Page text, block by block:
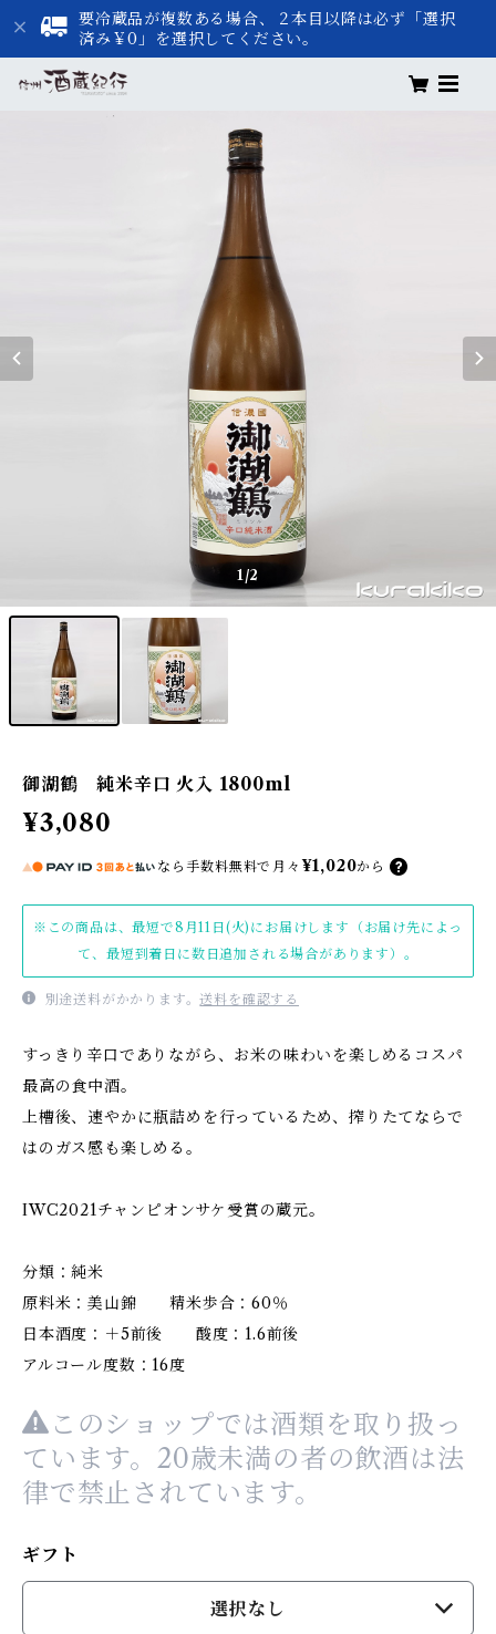
要冷蔵品が複数ある場合、２本目以降は必ず「選択
済み￥0」を選択してください。
1/2
御湖鶴 純米辛口 火入 1800ml
¥3,080
なら 手数料無料で 月々 ¥1,020から
※この商品は、最短で8月11日(火)にお届けします（お届け先によっ
て、最短到着日に数日追加される場合があります）。
別途送料がかかります。送料を確認する
すっきり辛口でありながら、お米の味わいを楽しめるコスパ
最高の食中酒。
上槽後、速やかに瓶詰めを行っているため、搾りたてならで
はのガス感も楽しめる。
IWC2021チャンピオンサケ受賞の蔵元。
分類：純米
原料米：美山錦 精米歩合：60％
日本酒度：＋5前後 酸度：1.6前後
アルコール度数：16度
このショップでは酒類を取り扱っ
ています。20歳未満の者の飲酒は法
律で禁止されています。
ギフト
選択なし